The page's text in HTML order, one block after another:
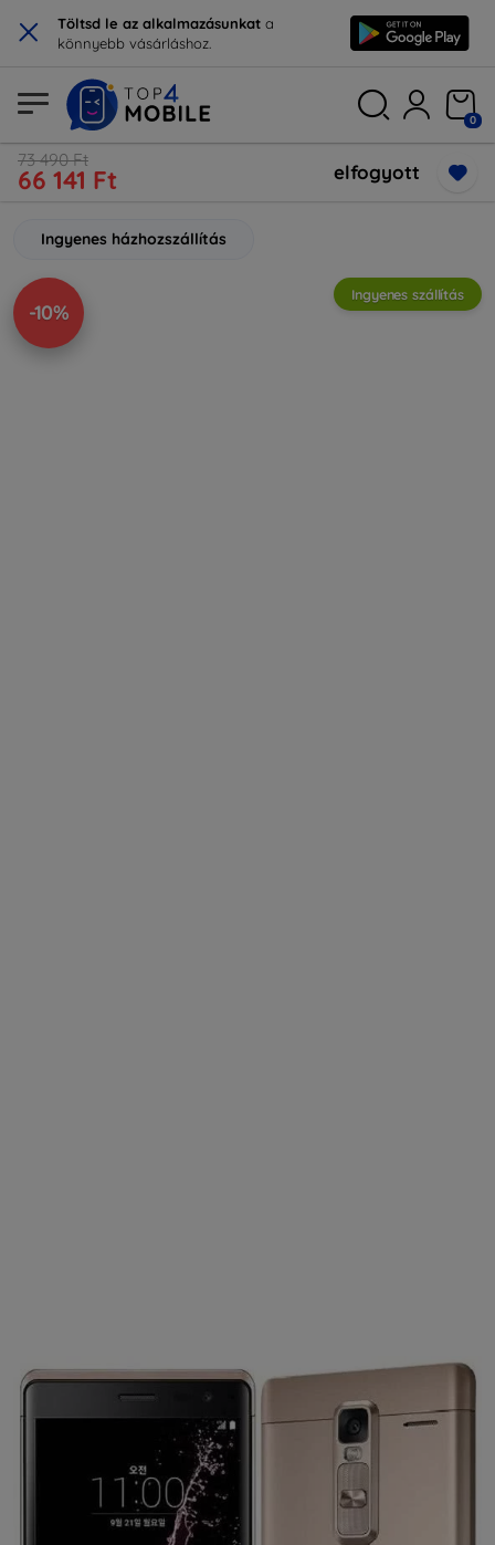
× Töltsd le az alkalmazásunkat a
könnyebb vásárláshoz.
0
73 490 Ft
66 141 Ft elfogyott
Ingyenes házhozszállítás
-10%
Ingyenes szállítás